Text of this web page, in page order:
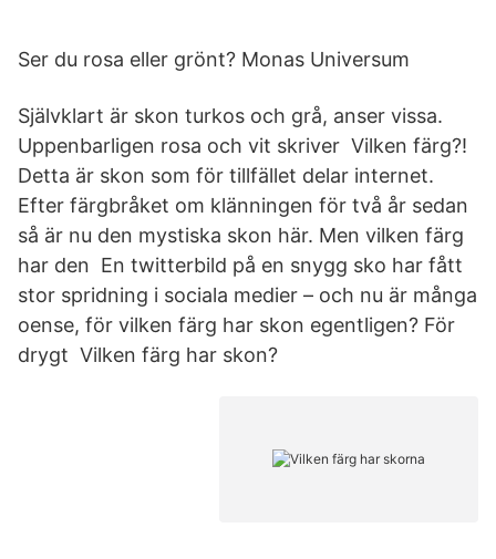
Ser du rosa eller grönt? Monas Universum
Självklart är skon turkos och grå, anser vissa.
Uppenbarligen rosa och vit skriver Vilken färg?!
Detta är skon som för tillfället delar internet.
Efter färgbråket om klänningen för två år sedan
så är nu den mystiska skon här. Men vilken färg
har den En twitterbild på en snygg sko har fått
stor spridning i sociala medier – och nu är många
oense, för vilken färg har skon egentligen? För
drygt Vilken färg har skon?